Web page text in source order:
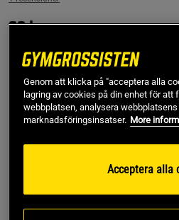
99 kr
35-38
Fri retur
Genom att klicka på "acceptera alla
lagring av cookies på din enhet för att
webbplatsen, analysera
marknadsföringsinsatser. More
Acceptera alla